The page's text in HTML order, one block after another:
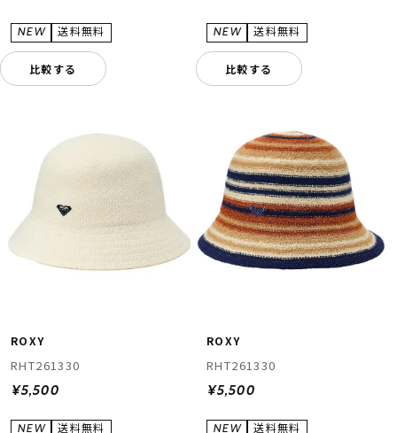
比較する 比較する
ROXY
RHT261330
¥5,500
ROXY
RHT261330
¥5,500